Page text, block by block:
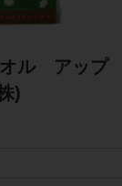
ル アップ
)